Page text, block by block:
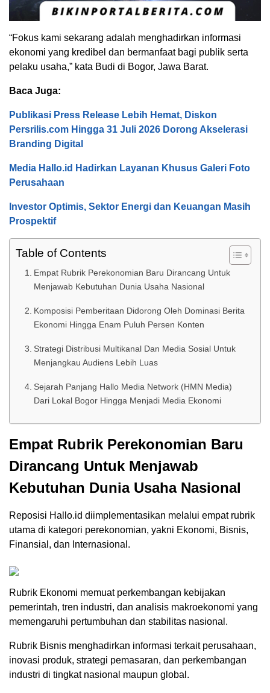
“Fokus kami sekarang adalah menghadirkan informasi
ekonomi yang kredibel dan bermanfaat bagi publik serta
pelaku usaha,” kata Budi di Bogor, Jawa Barat.
Baca Juga:
Publikasi Press Release Lebih Hemat, Diskon
Persrilis.com Hingga 31 Juli 2026 Dorong Akselerasi
Branding Digital
Media Hallo.id Hadirkan Layanan Khusus Galeri Foto
Perusahaan
Investor Optimis, Sektor Energi dan Keuangan Masih
Prospektif
Table of Contents
Empat Rubrik Perekonomian Baru Dirancang Untuk
Menjawab Kebutuhan Dunia Usaha Nasional
Komposisi Pemberitaan Didorong Oleh Dominasi Berita
Ekonomi Hingga Enam Puluh Persen Konten
Strategi Distribusi Multikanal Dan Media Sosial Untuk
Menjangkau Audiens Lebih Luas
Sejarah Panjang Hallo Media Network (HMN Media)
Dari Lokal Bogor Hingga Menjadi Media Ekonomi
Empat Rubrik Perekonomian Baru
Dirancang Untuk Menjawab
Kebutuhan Dunia Usaha Nasional
Reposisi Hallo.id diimplementasikan melalui empat rubrik
utama di kategori perekonomian, yakni Ekonomi, Bisnis,
Finansial, dan Internasional.
Rubrik Ekonomi memuat perkembangan kebijakan
pemerintah, tren industri, dan analisis makroekonomi yang
memengaruhi pertumbuhan dan stabilitas nasional.
Rubrik Bisnis menghadirkan informasi terkait perusahaan,
inovasi produk, strategi pemasaran, dan perkembangan
industri di tingkat nasional maupun global.